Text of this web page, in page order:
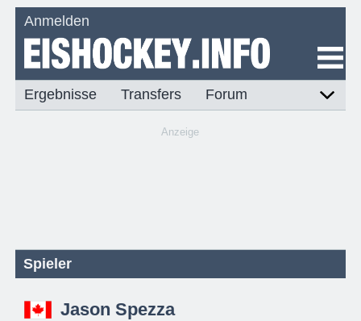
Anmelden
Ergebnisse Transfers Forum
Anzeige
Spieler
Jason Spezza